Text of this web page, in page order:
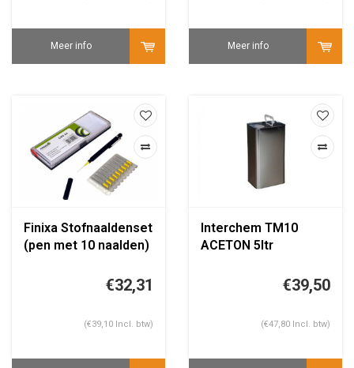
Meer info Meer info
Finixa Stofnaaldenset
(pen met 10 naalden)
€32,31
(€39,10 Incl. btw)
Interchem TM10
ACETON 5ltr
€39,50
(€47,80 Incl. btw)